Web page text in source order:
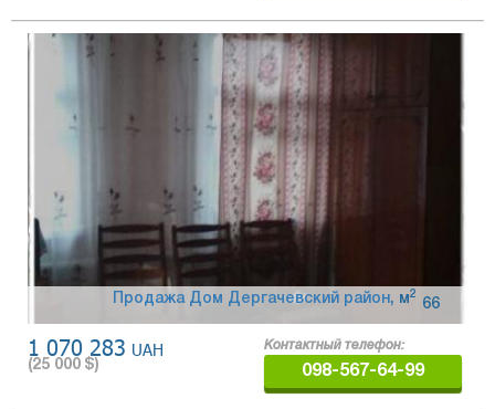
Продажа Дом Дергачевский район , 66
м 2
1 070 283 UAH
(25 000 $)
Контактный телефон:
098-567-64-99